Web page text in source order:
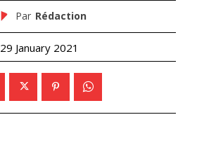
Par Rédaction
29 January 2021